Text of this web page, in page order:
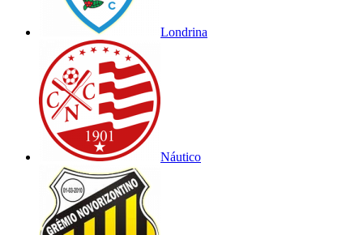
Londrina
Náutico